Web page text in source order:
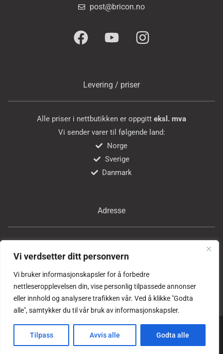
Vi verdsetter ditt personvern
Vi bruker informasjonskapsler for å forbedre
nettleseropplevelsen din, vise personlig tilpassede annonser
eller innhold og analysere trafikken vår. Ved å klikke "Godta
alle", samtykker du til vår bruk av informasjonskapsler.
Tilpass Avvis alle Godta alle
post@bricon.no
Levering / priser
Alle priser i nettbutikken er oppgitt eksl. mva
Vi sender varer til følgende land:
Norge
Sverige
Danmark
Adresse
Professor Birkelands vei 24
1081 Oslo
Copyright © alle rettigheter forbeholdesBricon Tools AS
Laget og vedlikeholdes med ❤ avSon Reklame